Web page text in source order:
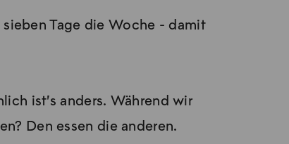
Tage die Woche - damit
ist’s anders. Während wir
Den essen die anderen.